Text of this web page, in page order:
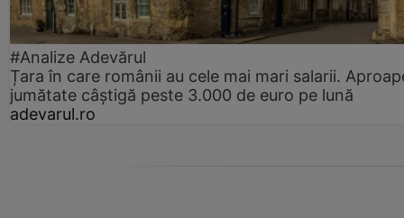
#Analize Adevărul
Țara în care românii au cele mai mari salarii.
jumătate câștigă peste 3.000 de euro pe lună
adevarul.ro